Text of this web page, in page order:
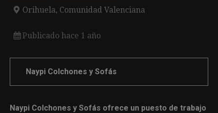
Orihuela, Comunidad Valenciana
Publicado hace 1 año
Naypi Colchones y Sofás
Naypi Colchones y Sofás ofrece un puesto de trabajo